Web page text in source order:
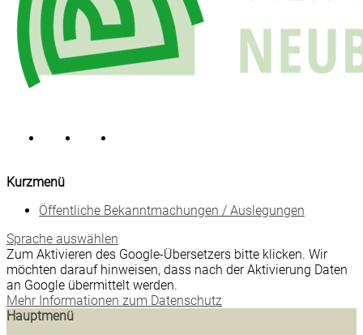
Kurzmenü
Öffentliche Bekanntmachungen / Auslegungen
Sprache auswählen
Zum Aktivieren des Google-Übersetzers bitte klicken. Wir
möchten darauf hinweisen, dass nach der Aktivierung Daten
an Google übermittelt werden.
Mehr Informationen zum Datenschutz
Hauptmenü